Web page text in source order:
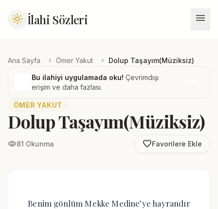
light_mode İlahi Sözleri menu
Ana Sayfa chevron_right Ömer Yakut chevron_right Dolup Taşayım(Müziksiz)
Bu ilahiyi uygulamada oku! Çevrimdışı
erişim ve daha fazlası.
ÖMER YAKUT
Dolup Taşayım(Müziksiz)
visibility81 Okunma favorite_borderFavorilere Ekle
Benim gönlüm Mekke Medine’ye hayrandır